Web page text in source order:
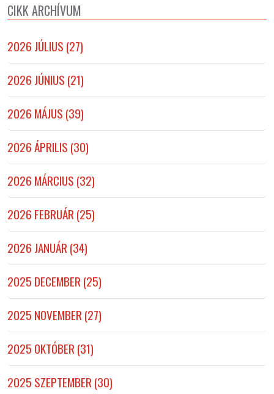
CIKK ARCHÍVUM
2026 JÚLIUS (27)
2026 JÚNIUS (21)
2026 MÁJUS (39)
2026 ÁPRILIS (30)
2026 MÁRCIUS (32)
2026 FEBRUÁR (25)
2026 JANUÁR (34)
2025 DECEMBER (25)
2025 NOVEMBER (27)
2025 OKTÓBER (31)
2025 SZEPTEMBER (30)